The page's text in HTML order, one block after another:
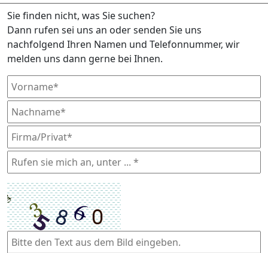
Sie finden nicht, was Sie suchen?
Dann rufen sei uns an oder senden Sie uns
nachfolgend Ihren Namen und Telefonnummer, wir
melden uns dann gerne bei Ihnen.